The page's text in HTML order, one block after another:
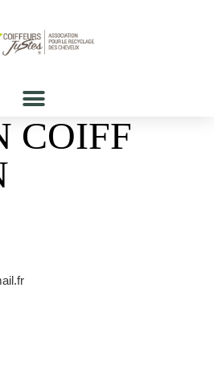
COIFF